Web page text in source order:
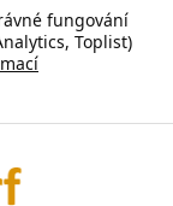
fungování
Toplist)